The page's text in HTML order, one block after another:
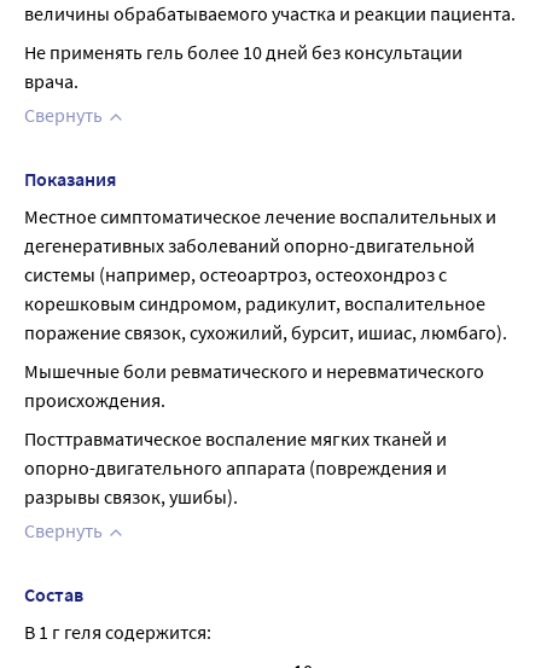
величины обрабатываемого участка и реакции пациента.
Не применять гель более 10 дней без консультации
врача.
Свернуть
Показания
Местное симптоматическое лечение воспалительных и
дегенеративных заболеваний опорно-двигательной
системы (например, остеоартроз, остеохондроз с
корешковым синдромом, радикулит, воспалительное
поражение связок, сухожилий, бурсит, ишиас, люмбаго).
Мышечные боли ревматического и неревматического
происхождения.
Посттравматическое воспаление мягких тканей и
опорно-двигательного аппарата (повреждения и
разрывы связок, ушибы).
Свернуть
Состав
В 1 г геля содержится: